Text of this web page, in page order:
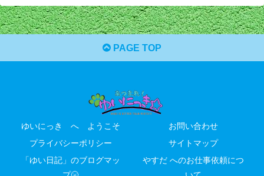
PAGE TOP
ゆいにっき へ ようこそ
お問い合わせ
プライバシーポリシー
サイトマップ
「ゆい日記」のブログマッ
やすだ へのお仕事依頼につ